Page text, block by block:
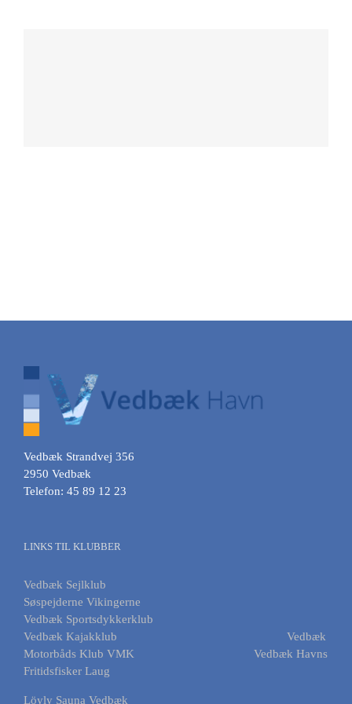
Vedbæk Strandvej 356
2950 Vedbæk
Telefon: 45 89 12 23
LINKS TIL KLUBBER
Vedbæk Sejlklub
Søspejderne Vikingerne
Vedbæk Sportsdykkerklub
Vedbæk Kajakklub
Vedbæk
Motorbåds Klub VMK
Vedbæk Havns
Fritidsfisker Laug
Löyly Sauna Vedbæk